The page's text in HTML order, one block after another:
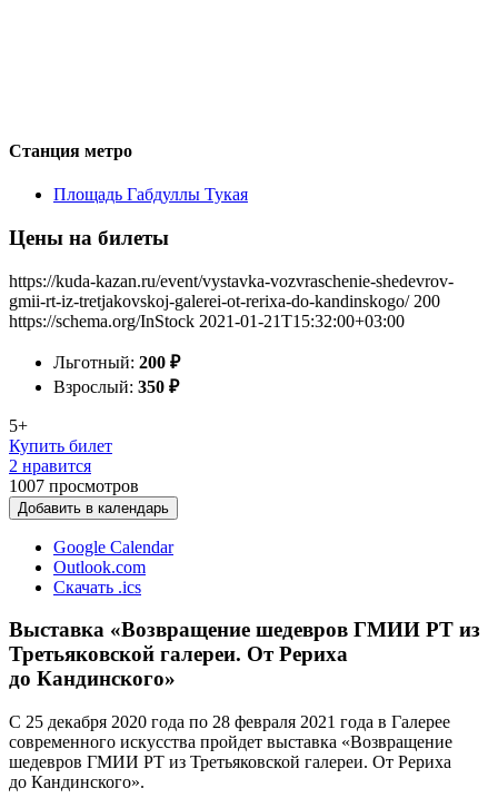
Станция метро
Площадь Габдуллы Тукая
Цены на билеты
https://kuda-kazan.ru/event/vystavka-vozvraschenie-shedevrov-
gmii-rt-iz-tretjakovskoj-galerei-ot-rerixa-do-kandinskogo/ 200
https://schema.org/InStock 2021-01-21T15:32:00+03:00
Льготный: 200 ₽
Взрослый: 350 ₽
5+
Купить билет
2 нравится
1007 просмотров
Добавить в календарь
Google Calendar
Outlook.com
Скачать .ics
Выставка «Возвращение шедевров ГМИИ РТ из
Третьяковской галереи. От Рериха
до Кандинского»
С 25 декабря 2020 года по 28 февраля 2021 года в Галерее
современного искусства пройдет выставка «Возвращение
шедевров ГМИИ РТ из Третьяковской галереи. От Рериха
до Кандинского».